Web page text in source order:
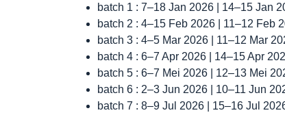
batch 1 : 7–18 Jan 2026 | 14–15 Jan
batch 2 : 4–15 Feb 2026 | 11–12 Feb
batch 3 : 4–5 Mar 2026 | 11–12 Mar
batch 4 : 6–7 Apr 2026 | 14–15 Apr
batch 5 : 6–7 Mei 2026 | 12–13 Mei
batch 6 : 2–3 Jun 2026 | 10–11 Jun
batch 7 : 8–9 Jul 2026 | 15–16 Jul